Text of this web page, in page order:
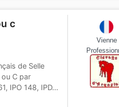
c
de Selle
ou C par
IPO 148, IPD...
Vienne